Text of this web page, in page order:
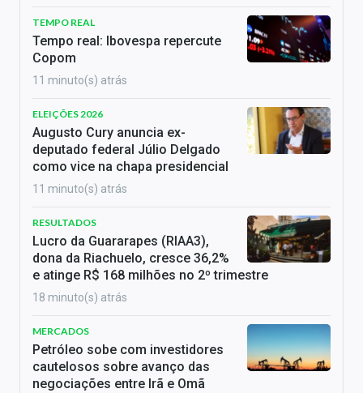
TEMPO REAL
Tempo real: Ibovespa repercute
Copom
11 minuto(s) atrás
ELEIÇÕES 2026
Augusto Cury anuncia ex-
deputado federal Júlio Delgado
como vice na chapa presidencial
11 minuto(s) atrás
RESULTADOS
Lucro da Guararapes (RIAA3),
dona da Riachuelo, cresce 36,2%
e atinge R$ 168 milhões no 2º trimestre
18 minuto(s) atrás
MERCADOS
Petróleo sobe com investidores
cautelosos sobre avanço das
negociações entre Irã e Omã